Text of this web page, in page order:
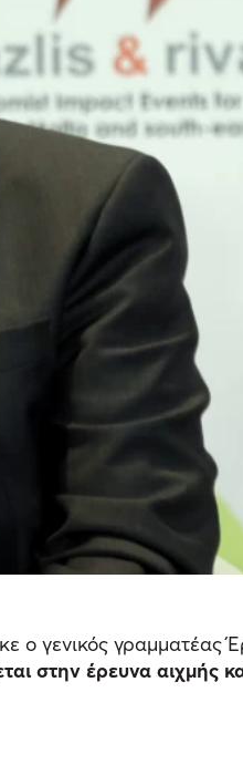
ο γενικός γραμματέας
στην έρευνα αιχμής